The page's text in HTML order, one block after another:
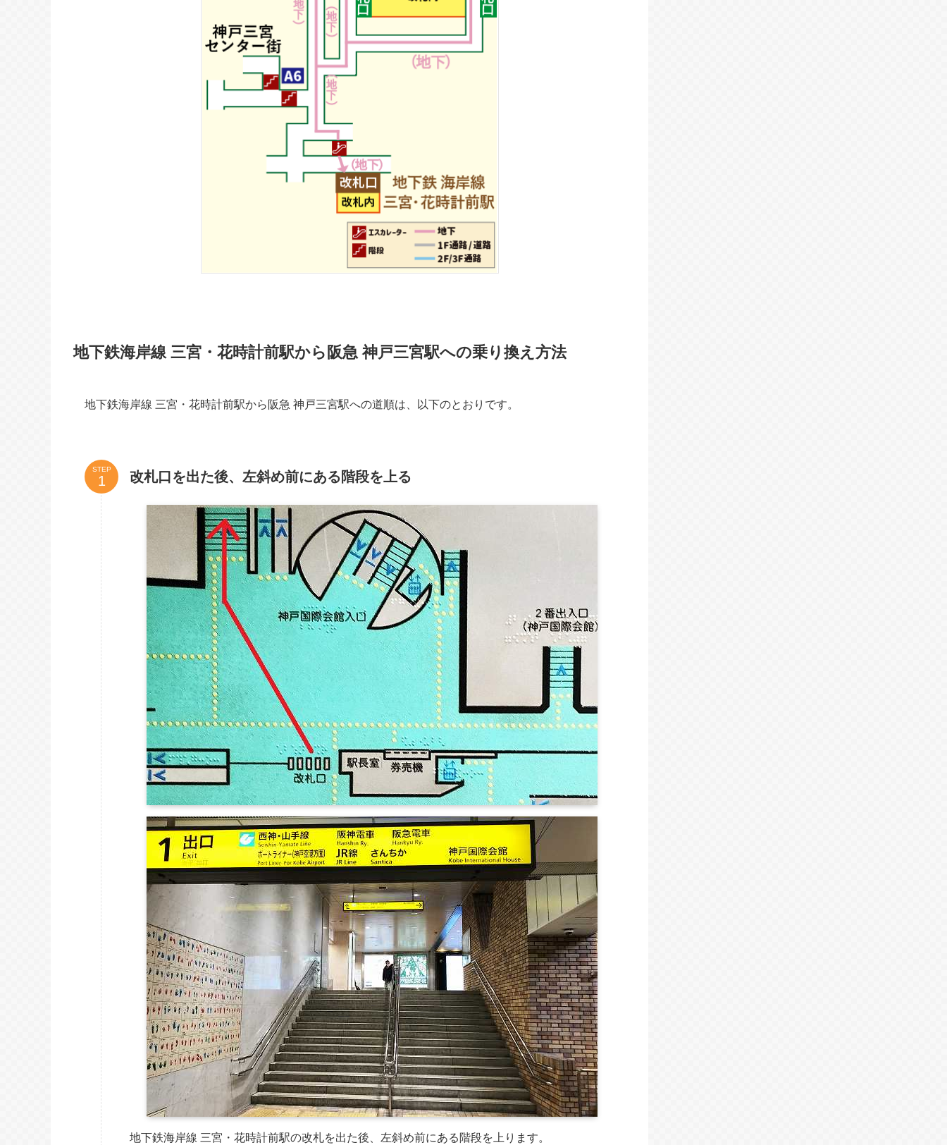
地下鉄海岸線 三宮・花時計前駅から阪急 神戸三宮駅への乗り換え方法
地下鉄海岸線 三宮・花時計前駅から阪急 神戸三宮駅への道順は、以下のとおりです。
STEP 改札口を出た後、左斜め前にある階段を上る
地下鉄海岸線 三宮・花時計前駅の改札を出た後、左斜め前にある階段を上ります。